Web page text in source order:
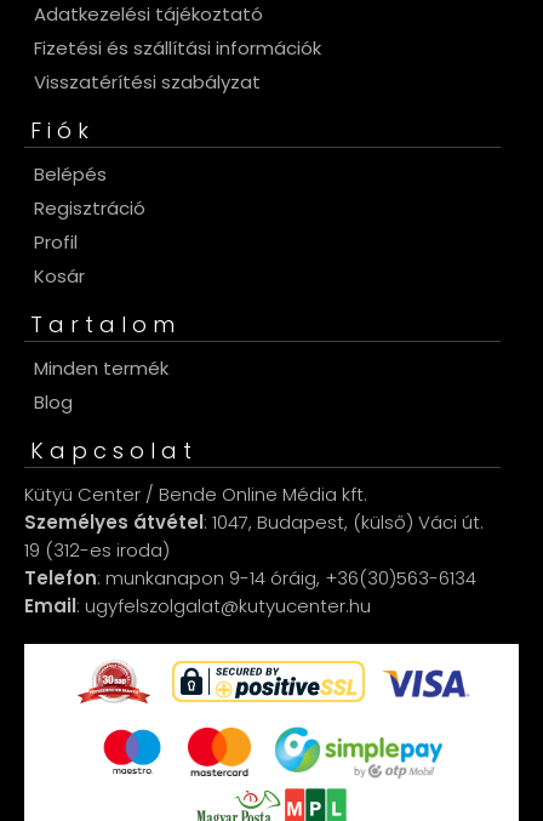
Adatkezelési tájékoztató
Fizetési és szállítási információk
Visszatérítési szabályzat
Fiók
Belépés
Regisztráció
Profil
Kosár
Tartalom
Minden termék
Blog
Kapcsolat
Kütyü Center / Bende Online Média kft.
Személyes átvétel: 1047, Budapest, (külső) Váci út.
19 (312-es iroda)
Telefon: munkanapon 9-14 óráig, +36(30)563-6134
Email: ugyfelszolgalat@kutyucenter.hu